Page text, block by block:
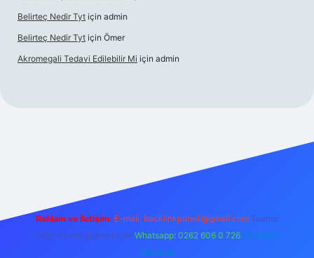
Belirteç Nedir Tyt için admin
Belirteç Nedir Tyt için Ömer
Akromegali Tedavi Edilebilir Mi için admin
Reklam ve İletişim: E-mail: backlinkpaneli@gmail.com Teams:
forumhizmeti@gmail.com Whatsapp: 0262 606 0 726 Telegram:
@karabul